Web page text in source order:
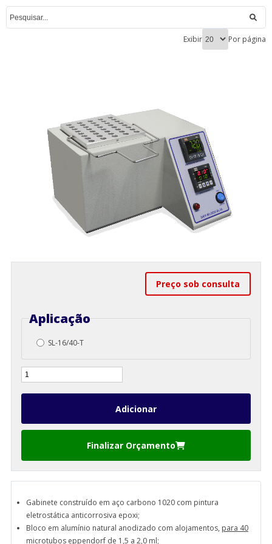
Exibir Por página
Preço sob consulta
Aplicação
SL-16/40-T
Finalizar Orçamento
Gabinete construído em aço carbono 1020 com pintura
eletrostática anticorrosiva epoxi;
Bloco em alumínio natural anodizado com alojamentos, para 40
microtubos eppendorf de 1,5 a 2,0 ml;